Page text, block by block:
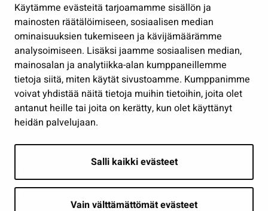
Käytämme evästeitä tarjoamamme sisällön ja
mainosten räätälöimiseen, sosiaalisen median
ominaisuuksien tukemiseen ja kävijämäärämme
analysoimiseen. Lisäksi jaamme sosiaalisen median,
mainosalan ja analytiikka-alan kumppaneillemme
tietoja siitä, miten käytät sivustoamme. Kumppanimme
voivat yhdistää näitä tietoja muihin tietoihin, joita olet
antanut heille tai joita on kerätty, kun olet käyttänyt
heidän palvelujaan.
Salli kaikki evästeet
Vain välttämättömät evästeet
Työ ja yrittäminen
Osallistu ja asioi
Näytä omat evästeasetukseni
Seuraa meitä